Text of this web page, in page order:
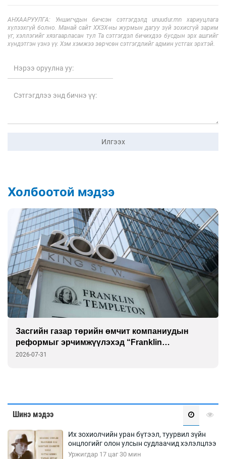
АНХААРУУЛГА: Уншигчдын бичсэн сэтгэгдэлд unuudur.mn хариуцлага
хүлээхгүй болно. Манай сайт ХХЗХ-ны журмын дагуу зүй зохисгүй зарим
үг, хэллэгийг хязгаарласан тул Та сэтгэгдэл бичихдээ бусдын эрх ашгийг
хүндэтгэн үзнэ үү. Хэм хэмжээ зөрчсөн сэтгэгдлийг админ устгах эрхтэй.
Илгээх
Холбоотой мэдээ
Засгийн газар төрийн өмчит компаниудын
реформыг эрчимжүүлэхэд “Franklin
Templeton”-той хамтарна
2026-07-31
Шинэ мэдээ
Их зохиолчийн уран бүтээл, туурвил зүйн
онцлогийг олон улсын судлаачид хэлэлцлээ
Уржигдар 17 цаг 30 мин